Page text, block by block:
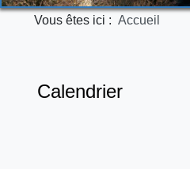
Vous êtes ici : Accueil
Calendrier